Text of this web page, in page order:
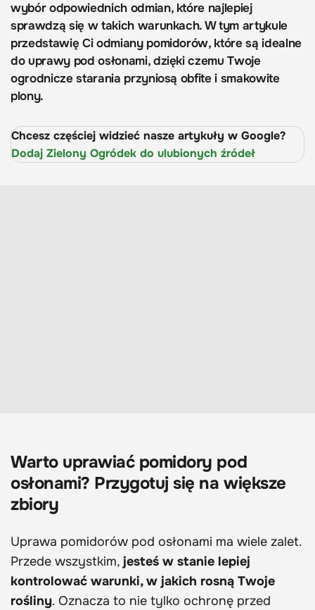
wybór odpowiednich odmian, które najlepiej
sprawdzą się w takich warunkach. W tym artykule
przedstawię Ci odmiany pomidorów, które są idealne
do uprawy pod osłonami, dzięki czemu Twoje
ogrodnicze starania przyniosą obfite i smakowite
plony.
Chcesz częściej widzieć nasze artykuły w Google?
Dodaj Zielony Ogródek do ulubionych źródeł
Warto uprawiać pomidory pod
osłonami? Przygotuj się na większe
zbiory
Uprawa pomidorów pod osłonami ma wiele zalet.
Przede wszystkim, jesteś w stanie lepiej
kontrolować warunki, w jakich rosną Twoje
rośliny. Oznacza to nie tylko ochronę przed